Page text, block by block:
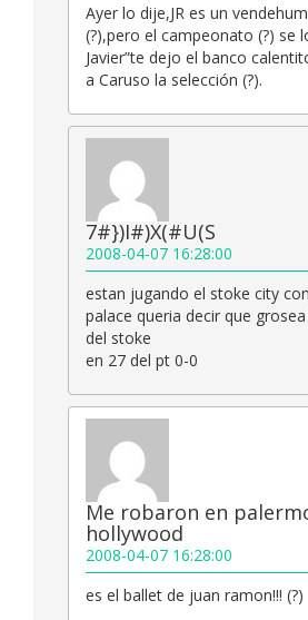
Ayer lo dije,JR es un
(?),pero el campeonato (?) se
Javier”te dejo el banco
a Caruso la selección (?).
7#})I#)X(#U(S
2008-04-07 16:28:00
estan jugando el stoke city
palace queria decir que
del stoke
en 27 del pt 0-0
Me robaron en
hollywood
2008-04-07 16:28:00
es el ballet de juan ramon!!! (?)